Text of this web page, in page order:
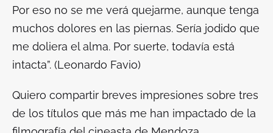
Por eso no se me verá quejarme, aunque tenga
muchos dolores en las piernas. Sería jodido que
me doliera el alma. Por suerte, todavía está
intacta”. (Leonardo Favio)
Quiero compartir breves impresiones sobre tres
de los títulos que más me han impactado de la